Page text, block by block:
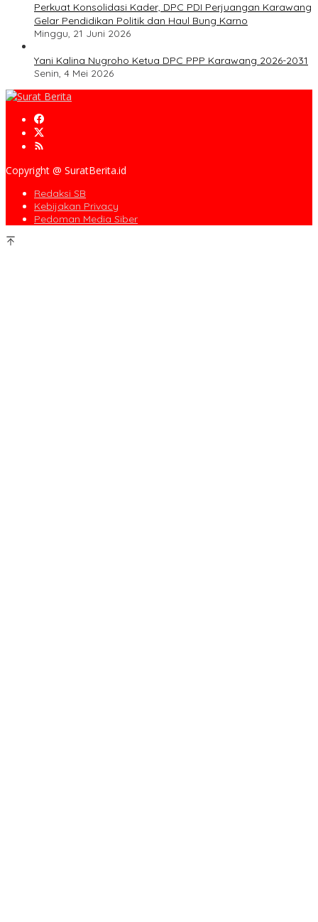
Perkuat Konsolidasi Kader, DPC PDI Perjuangan Karawang
Gelar Pendidikan Politik dan Haul Bung Karno
Minggu, 21 Juni 2026
Yani Kalina Nugroho Ketua DPC PPP Karawang 2026-2031
Senin, 4 Mei 2026
Copyright @ SuratBerita.id
Redaksi SB
Kebijakan Privacy
Pedoman Media Siber